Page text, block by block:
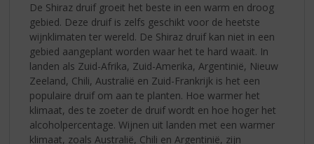
De Shiraz druif groeit het beste in een warm en droog
gebied. Deze druif is zelfs geschikt voor de heetste
wijnklimaten ter wereld. De Shiraz druif kan niet in een
gebied aangeplant worden waar het te hard waait. In
landen als Zuid-Afrika, Zuid-Amerika, Argentinië, Nieuw
Zeeland, Chili, Australië en Zuid-Frankrijk is het een
populaire druif om aan te planten. Hoe warmer het
klimaat, des te zoeter de druif wordt en hoe hoger het
alcoholpercentage. Wijnen uit landen met een warmer
klimaat, zoals Australië, Chili en Argentinië, zijn